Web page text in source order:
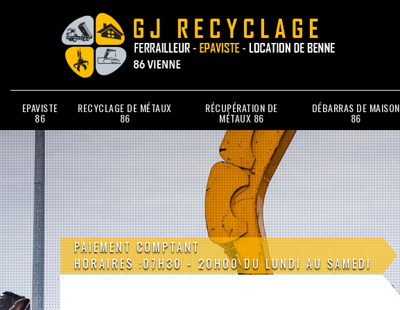
EPAVISTE
86
RECYCLAGE DE MÉTAUX
86
RÉCUPÉRATION DE
MÉTAUX 86
DÉBARRAS DE MAISON
86
PAIEMENT COMPTANT
HORAIRES :07H30 - 20H00 DU LUNDI AU SAMEDI